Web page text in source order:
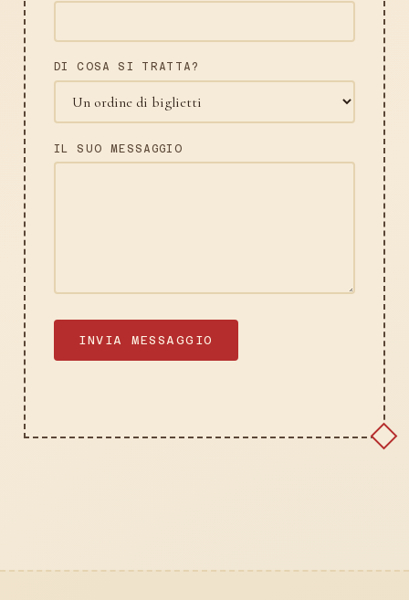
DI COSA SI TRATTA?
IL SUO MESSAGGIO
INVIA MESSAGGIO